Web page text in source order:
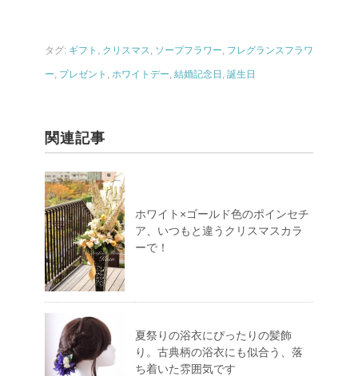
タグ: ギフト クリスマス ソープフラワー フレグランスフラワ
ー プレゼント ホワイトデー 結婚記念日 誕生日
関連記事
ホワイト×ゴールド色のポインセチ
ア、いつもと違うクリスマスカラ
ーで！
夏祭りの浴衣にぴったりの髪飾
り。古典柄の浴衣にも似合う、落
ち着いた雰囲気です